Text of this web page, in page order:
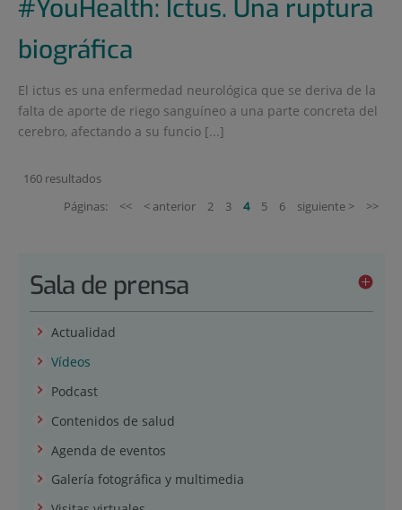
#YouHealth: Ictus. Una ruptura
biográfica
El ictus es una enfermedad neurológica que se deriva de la
falta de aporte de riego sanguíneo a una parte concreta del
cerebro, afectando a su funcio [...]
160 resultados
Páginas:
<< < anterior 2 3 4 5 6 siguiente > >>
Sala de prensa
Actualidad
Vídeos
Podcast
Contenidos de salud
Agenda de eventos
Galería fotográfica y multimedia